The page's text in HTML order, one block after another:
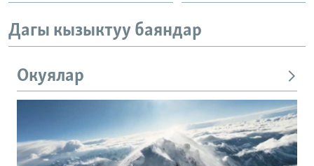
Дагы кызыктуу баяндар
Окуялар